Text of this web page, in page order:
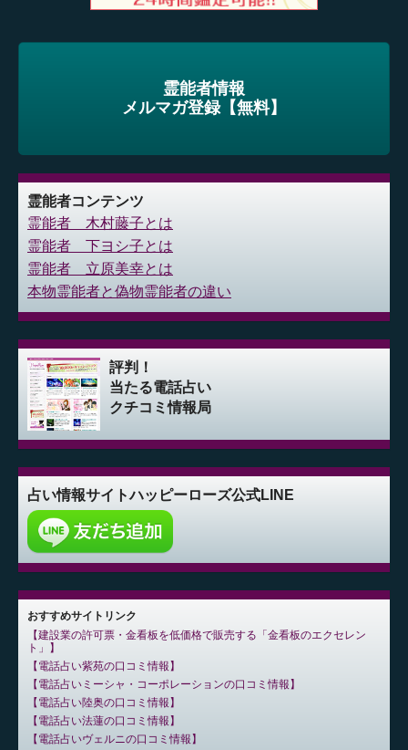
霊能者情報
メルマガ登録【無料】
霊能者コンテンツ
霊能者 木村藤子とは
霊能者 下ヨシ子とは
霊能者 立原美幸とは
本物霊能者と偽物霊能者の違い
評判！
当たる電話占い
クチコミ情報局
占い情報サイトハッピーローズ公式LINE
おすすめサイトリンク
建設業の許可票・金看板を低価格で販売する「金看板のエクセレン
ト」
電話占い紫苑の口コミ情報
電話占いミーシャ・コーポレーションの口コミ情報
電話占い陸奥の口コミ情報
電話占い法蓮の口コミ情報
電話占いヴェルニの口コミ情報